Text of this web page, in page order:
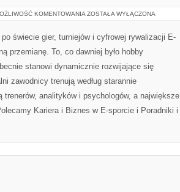
KOMENTOWANIA KARIERA
E-
ZOSTAŁA WYŁĄCZONA
świecie gier, turniejów i cyfrowej rywalizacji E-
przemianę. To, co dawniej było hobby
stanowi dynamicznie rozwijające się
zawodnicy trenują według starannie
analityków i psychologów, a największe
Kariera i Biznes w E-sporcie i Poradniki i